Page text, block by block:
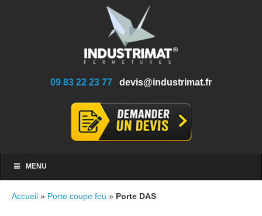
09 83 22 23 77 devis@industrimat.fr
MENU
Accueil » Porte coupe feu » Porte DAS